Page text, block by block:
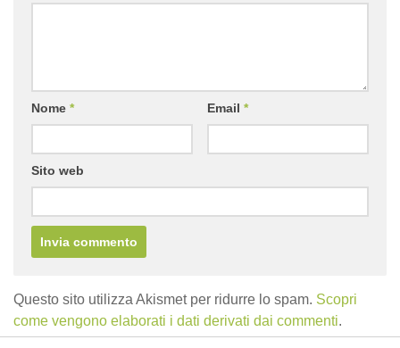
Nome * Email *
Sito web
Questo sito utilizza Akismet per ridurre lo spam. Scopri
come vengono elaborati i dati derivati dai commenti.